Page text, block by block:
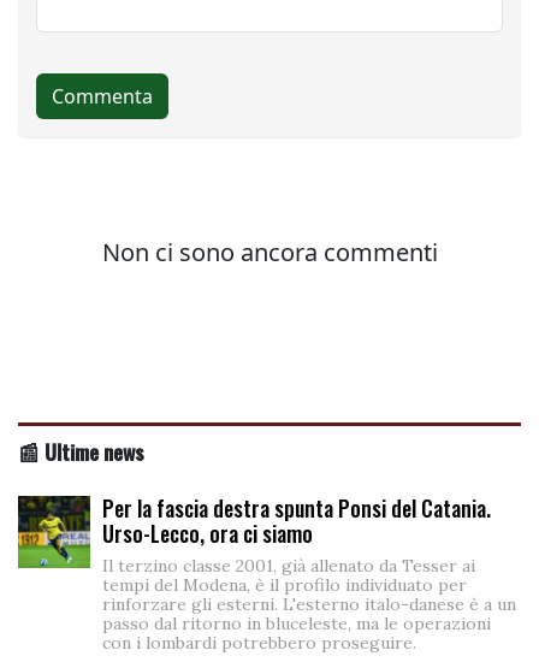
📰 Ultime news
Per la fascia destra spunta Ponsi del Catania.
Urso-Lecco, ora ci siamo
Il terzino classe 2001, già allenato da Tesser ai
tempi del Modena, è il profilo individuato per
rinforzare gli esterni. L'esterno italo-danese è a un
passo dal ritorno in bluceleste, ma le operazioni
con i lombardi potrebbero proseguire.